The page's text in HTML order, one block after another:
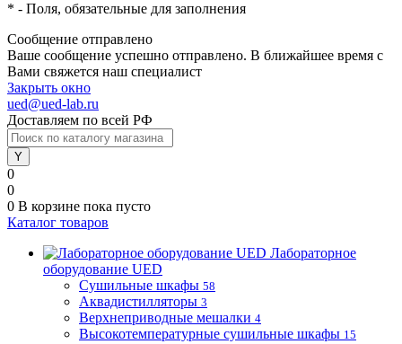
* - Поля, обязательные для заполнения
Сообщение отправлено
Ваше сообщение успешно отправлено. В ближайшее время с
Вами свяжется наш специалист
Закрыть окно
ued@ued-lab.ru
Доставляем по всей РФ
0
0
0 В корзине пока пусто
Каталог товаров
Лабораторное
оборудование UED
Сушильные шкафы 58
Аквадистилляторы 3
Верхнеприводные мешалки 4
Высокотемпературные сушильные шкафы 15